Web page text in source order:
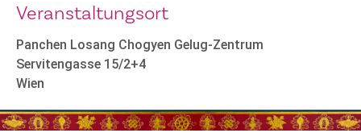
Veranstaltungsort
Panchen Losang Chogyen Gelug-Zentrum
Servitengasse 15/2+4
Wien